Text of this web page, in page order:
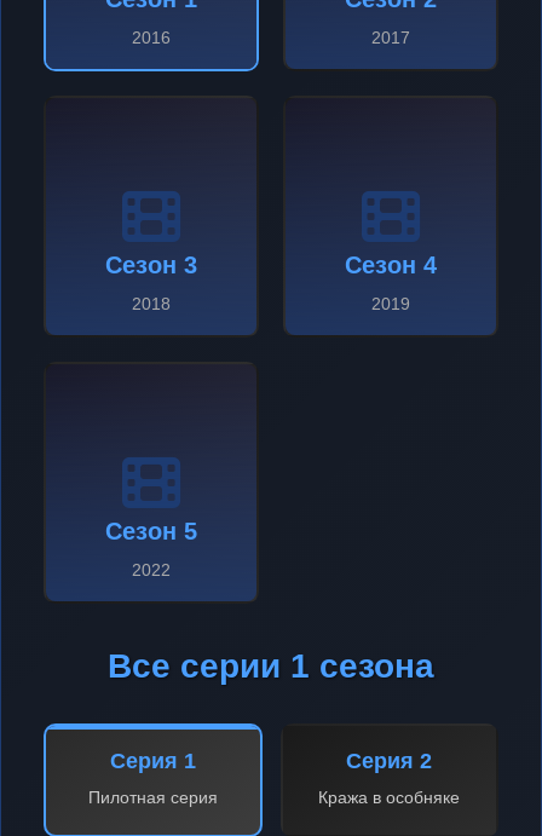
2016 2017
Сезон 3
2018
Сезон 4
2019
Сезон 5
2022
Все серии 1 сезона
Серия 1
Пилотная серия
Серия 2
Кража в особняке